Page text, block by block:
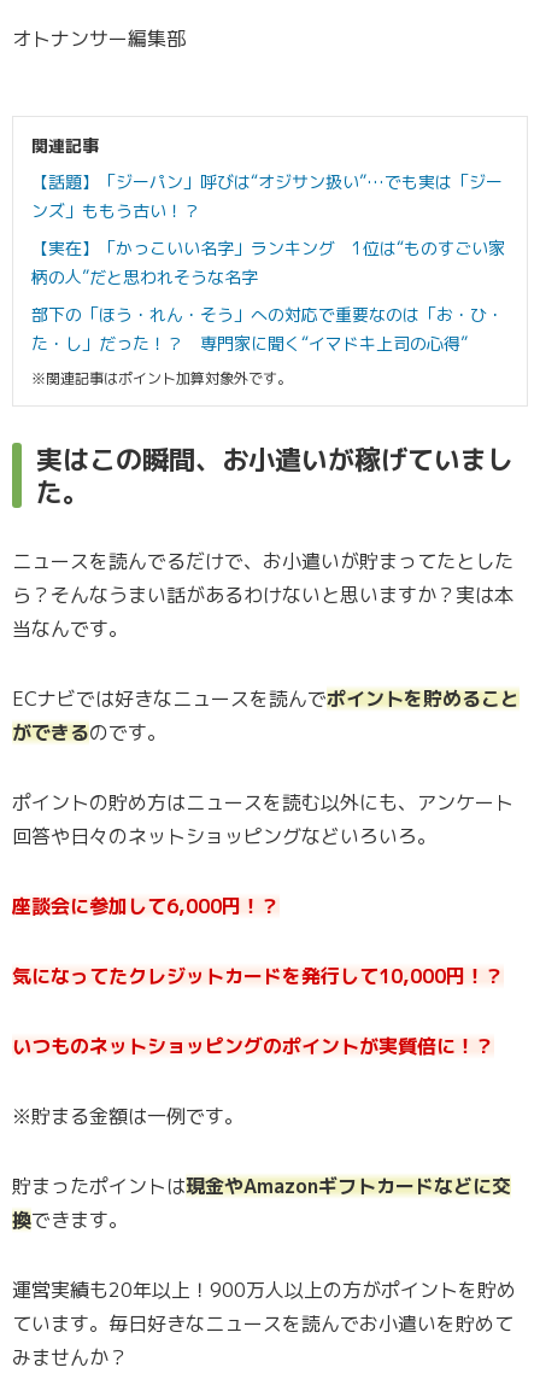
オトナンサー編集部
関連記事
【話題】「ジーパン」呼びは“オジサン扱い”…でも実は「ジー
ンズ」ももう古い！？
【実在】「かっこいい名字」ランキング 1位は“ものすごい家
柄の人”だと思われそうな名字
部下の「ほう・れん・そう」への対応で重要なのは「お・ひ・
た・し」だった！？ 専門家に聞く“イマドキ上司の心得”
※関連記事はポイント加算対象外です。
実はこの瞬間、お小遣いが稼げていまし
た。
ニュースを読んでるだけで、お小遣いが貯まってたとした
ら？そんなうまい話があるわけないと思いますか？実は本
当なんです。
ECナビでは好きなニュースを読んでポイントを貯めること
ができるのです。
ポイントの貯め方はニュースを読む以外にも、アンケート
回答や日々のネットショッピングなどいろいろ。
座談会に参加して6,000円！？
気になってたクレジットカードを発行して10,000円！？
いつものネットショッピングのポイントが実質倍に！？
※貯まる金額は一例です。
貯まったポイントは現金やAmazonギフトカードなどに交
換できます。
運営実績も20年以上！900万人以上の方がポイントを貯め
ています。毎日好きなニュースを読んでお小遣いを貯めて
みませんか？